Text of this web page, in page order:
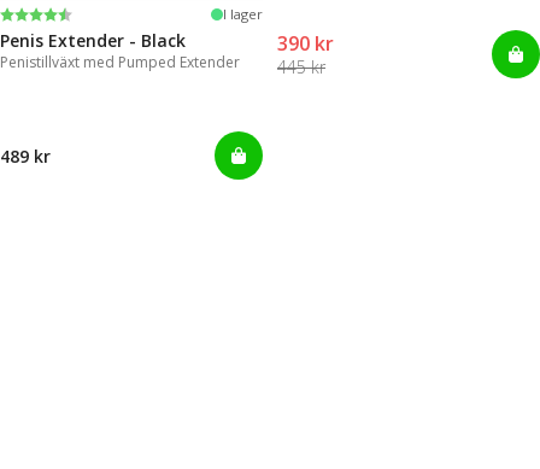
Betyg:
4.4 utav 5 stjärnor I lager
Penis Extender - Black
Penistillväxt med Pumped Extender
489 kr
390 kr
445 kr